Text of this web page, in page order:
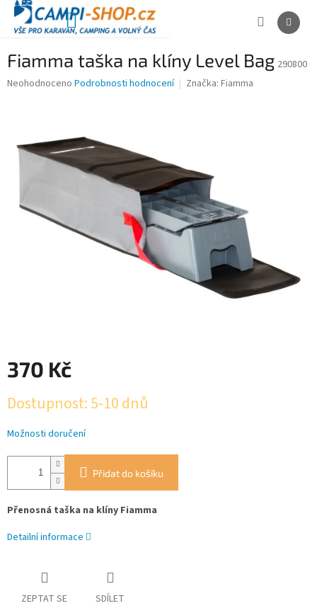
Přejít
obsah
NÁKUPNÍ
Fiamma taška na klíny Level Bag 290800
Průměrné
Neohodnoceno Podrobnosti hodnocení Značka: Fiamma
370 Kč
cena:
Dostupnost: 5-10 dnů
Možnosti doručení
Přidat do košíku
Přenosná taška na klíny Fiamma
Detailní informace
ZEPTAT SE SDÍLET